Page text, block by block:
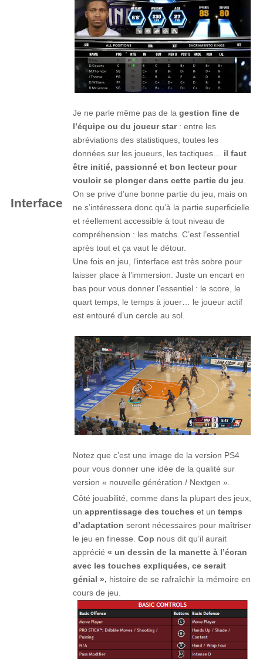
Interface
Je ne parle même pas de la gestion fine de
l’équipe ou du joueur star: entre les
abréviations des statistiques, toutes les
données sur les joueurs, les tactiques… il faut
être initié, passionné et bon lecteur pour
vouloir se plonger dans cette partie du jeu
On se prive d’une bonne partie du jeu, mais on
ne s’intéressera donc qu’à la partie superficielle
et réellement accessible à tout niveau de
compréhension : les matchs. C’est l’essentiel
après tout et ça vaut le détour.
Une fois en jeu, l’interface est très sobre pour
laisser place à l’immersion. Juste un encart en
bas pour vous donner l’essentiel : le score, le
quart temps, le temps à jouer… le joueur actif
est entouré d’un cercle au sol.
Notez que c’est une image de la version PS4
pour vous donner une idée de la qualité sur
version « nouvelle génération / Nextgen ».
Côté jouabilité, comme dans la plupart des jeux,
un apprentissage des touches et un temps
d’adaptation seront nécessaires pour maîtriser
le jeu en finesse. Cop nous dit qu’il aurait
apprécié « un dessin de la manette à l’écran
avec les touches expliquées, ce serait
génial », histoire de se rafraîchir la mémoire en
cours de jeu.